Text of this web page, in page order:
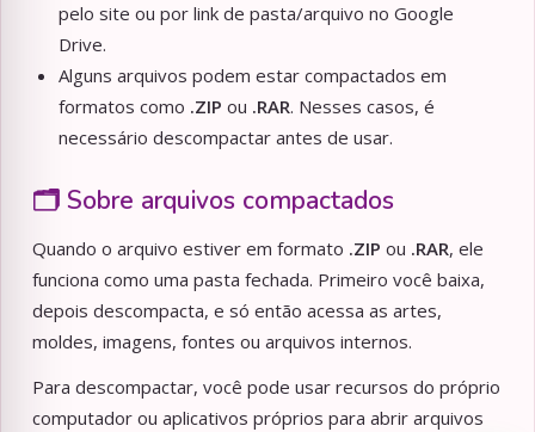
pelo site ou por link de pasta/arquivo no Google
Drive.
Alguns arquivos podem estar compactados em
formatos como .ZIP ou .RAR. Nesses casos, é
necessário descompactar antes de usar.
🗂️ Sobre arquivos compactados
Quando o arquivo estiver em formato .ZIP ou .RAR, ele
funciona como uma pasta fechada. Primeiro você baixa,
depois descompacta, e só então acessa as artes,
moldes, imagens, fontes ou arquivos internos.
Para descompactar, você pode usar recursos do próprio
computador ou aplicativos próprios para abrir arquivos